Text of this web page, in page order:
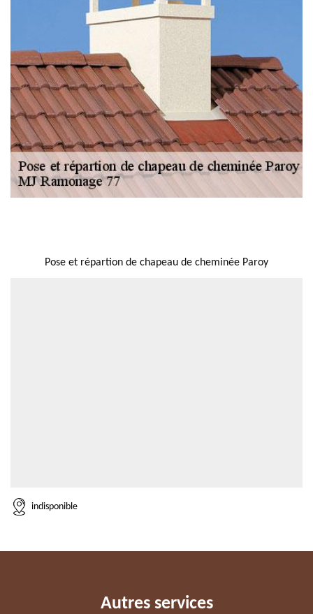
Pose et répartion de chapeau de cheminée Paroy
indisponible
Autres services